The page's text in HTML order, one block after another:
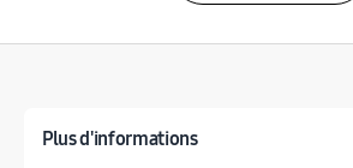
Plus d'informations